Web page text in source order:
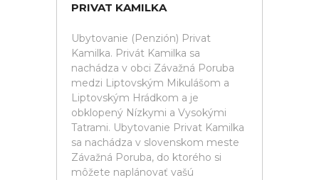
PRIVAT KAMILKA
Ubytovanie (Penzión) Privat
Kamilka. Privát Kamilka sa
nachádza v obci Závažná Poruba
medzi Liptovským Mikulášom a
Liptovským Hrádkom a je
obklopený Nízkymi a Vysokými
Tatrami. Ubytovanie Privat Kamilka
sa nachádza v slovenskom meste
Závažná Poruba, do ktorého si
môžete naplánovať vašú